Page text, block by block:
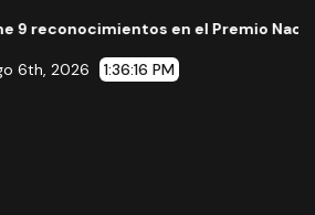
en el Premio Nacional de la
6th, 2026 1:36:17 PM